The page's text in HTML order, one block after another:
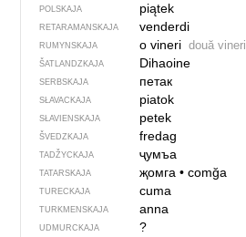
POLSKAJA piątek
RETARAMANSKAJA venderdi
RUMYNSKAJA o vineri două vineri
ŠATLANDZKAJA Dihaoine
SERBSKAJA петак
SŁAVACKAJA piatok
SŁAVIENSKAJA petek
ŠVEDZKAJA fredag
TADŽYCKAJA ҷумъа
TATARSKAJA җомга• comğa
TURECKAJA cuma
TURKMENSKAJA anna
UDMURCKAJA ?